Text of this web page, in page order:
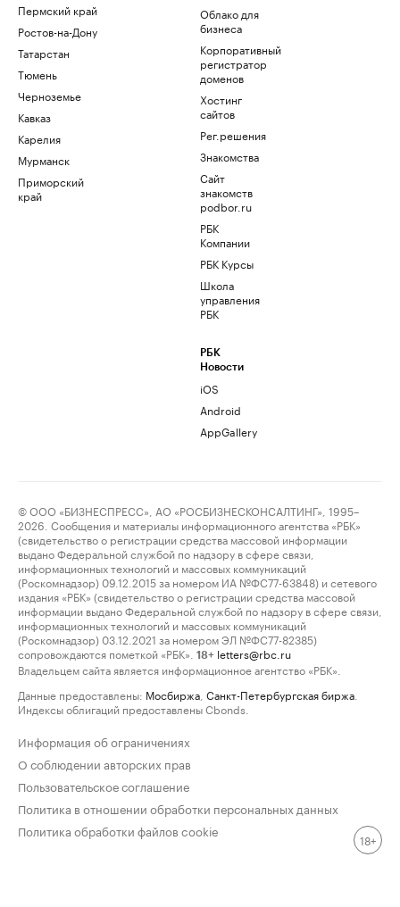
Пермский край
Ростов-на-Дону
Татарстан
Тюмень
Черноземье
Кавказ
Карелия
Мурманск
Приморский
край
Облако для
бизнеса
Корпоративный
регистратор
доменов
Хостинг
сайтов
Рег.решения
Знакомства
Сайт
знакомств
podbor.ru
РБК
Компании
РБК Курсы
Школа
управления
РБК
РБК
Новости
iOS
Android
AppGallery
© ООО «БИЗНЕСПРЕСС», АО «РОСБИЗНЕСКОНСАЛТИНГ», 1995–
2026. Сообщения и материалы информационного агентства «РБК»
(свидетельство о регистрации средства массовой информации
выдано Федеральной службой по надзору в сфере связи,
информационных технологий и массовых коммуникаций
(Роскомнадзор) 09.12.2015 за номером ИА №ФС77-63848) и сетевого
издания «РБК» (свидетельство о регистрации средства массовой
информации выдано Федеральной службой по надзору в сфере связи,
информационных технологий и массовых коммуникаций
(Роскомнадзор) 03.12.2021 за номером ЭЛ №ФС77-82385)
сопровождаются пометкой «РБК».
18+ letters@rbc.ru
Владельцем сайта является информационное агентство «РБК».
Данные предоставлены: Мосбиржа Санкт-Петербургская биржа
Индексы облигаций предоставлены Cbonds.
Информация об ограничениях
О соблюдении авторских прав
Пользовательское соглашение
Политика в отношении обработки персональных данных
Политика обработки файлов cookie
18+